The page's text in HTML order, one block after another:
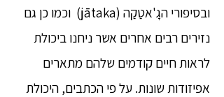
ובסיפורי הגָ'אטַקַה (jātaka) וכמו כן גם
נזירים רבים אחרים אשר ניחנו ביכולת
לראות חיים קודמים שלהם מתארים
אפיזודות שונות. על פי הכתבים, היכולת